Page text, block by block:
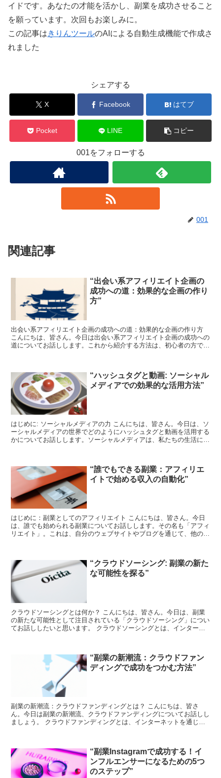
イドです。あなたの才能を活かし、副業を成功させること
を願っています。次回もお楽しみに。
この記事はきりんツールのAIによる自動生成機能で作成さ
れました
シェアする
X Facebook はてブ
Pocket LINE コピー
001をフォローする
001
関連記事
“出会い系アフィリエイト企画の
成功への道：効果的な企画の作り
方”
出会い系アフィリエイト企画の成功への道：効果的な企画の作り方
こんにちは、皆さん。今日は出会い系アフィリエイト企画の成功への
道についてお話しします。これから紹介する方法は、初心者の方でも
“ハッシュタグと動画: ソーシャル
メディアでの効果的な活用方法”
はじめに: ソーシャルメディアの力 こんにちは、皆さん。今日は、ソ
ーシャルメディアの世界でどのようにハッシュタグと動画を活用する
かについてお話しします。ソーシャルメディアは、私たちの生活に深
“誰でもできる副業：アフィリエ
イトで始める収入の自動化”
はじめに：副業としてのアフィリエイト こんにちは、皆さん。今日
は、誰でも始められる副業についてお話しします。その名も「アフィ
リエイト」。これは、自分のウェブサイトやブログを通じて、他の企
“クラウドソーシング: 副業の新た
な可能性を探る”
クラウドソーシングとは何か？ こんにちは、皆さん。今日は、副業
の新たな可能性として注目されている「クラウドソーシング」につい
てお話ししたいと思います。 クラウドソーシングとは、インターネ
“副業の新潮流：クラウドファン
ディングで成功をつかむ方法”
副業の新潮流：クラウドファンディングとは？ こんにちは、皆さ
ん。今日は副業の新潮流、クラウドファンディングについてお話しし
ましょう。 クラウドファンディングとは、インターネットを通じて
“副業Instagramで成功する！イ
ンフルエンサーになるための5つ
のステップ”